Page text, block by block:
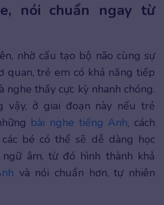
nói chuẩn ngay từ
nhờ cấu tạo bộ não cùng sự
quan, trẻ em có khả năng tiếp
nghe thấy cực kỳ nhanh chóng.
vậy, ở giai đoạn này nếu trẻ
bài nghe tiếng Anh, cách
bé có thể sẽ dễ dàng học
âm, từ đó hình thành khả
và nói chuẩn hơn, tự nhiên